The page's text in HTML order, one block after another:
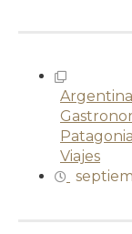
Argentina
Patagonia
Viajes